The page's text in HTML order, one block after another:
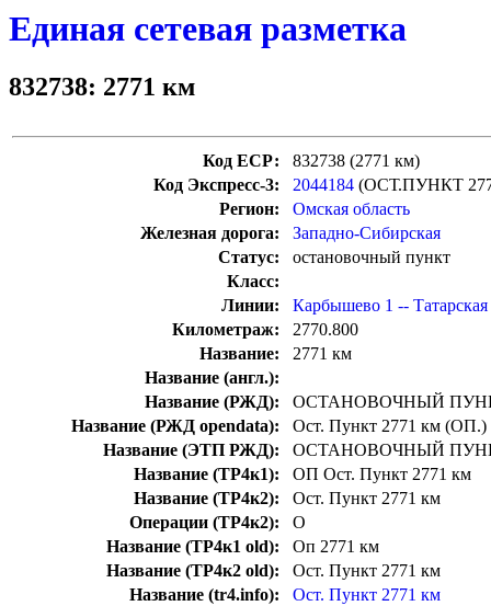
Единая сетевая разметка
832738: 2771 км
Код ЕСР:
832738 (2771 км)
Код Экспресс-3:
2044184 (ОСТ.ПУНКТ
Регион:
Омская область
Железная дорога:
Западно-Сибирская
Статус:
остановочный пункт
Класс:
Линии:
Карбышево 1 -- Татарская
Километраж:
2770.800
Название:
2771 км
Название (англ.):
Название (РЖД):
ОСТАНОВОЧНЫЙ
Название (РЖД opendata):
Ост. Пункт 2771 км (ОП.)
Название (ЭТП РЖД):
ОСТАНОВОЧНЫЙ
Название (ТР4к1):
ОП Ост. Пункт 2771 км
Название (ТР4к2):
Ост. Пункт 2771 км
Операции (ТР4к2):
О
Название (ТР4к1 old):
Оп 2771 км
Название (ТР4к2 old):
Ост. Пункт 2771 км
Название (tr4.info):
Ост. Пункт 2771 км